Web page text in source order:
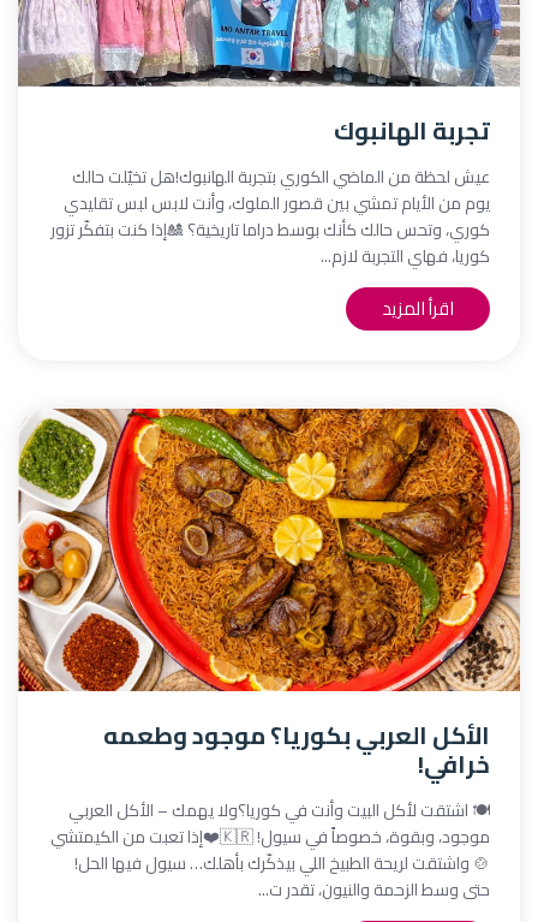
تجربة الهانبوك
عيش لحظة من الماضي الكوري بتجربة الهانبوك!هل تخيّلت حالك
يوم من الأيام تمشي بين قصور الملوك، وأنت لابس لبس تقليدي
كوري، وتحس حالك كأنك بوسط دراما تاريخية؟ 🎎إذا كنت بتفكّر تزور
كوريا، فهاي التجربة لازم...
اقرأ المزيد
الأكل العربي بكوريا؟ موجود وطعمه
خرافي!
🍽️ اشتقت لأكل البيت وأنت في كوريا؟ولا يهمك – الأكل العربي
موجود، وبقوة، خصوصاً في سيول! 🇰🇷❤️إذا تعبت من الكيمتشي
🍲 واشتقت لريحة الطبيخ اللي بيذكّرك بأهلك… سيول فيها الحل!
حتى وسط الزحمة والنيون، تقدر ت...